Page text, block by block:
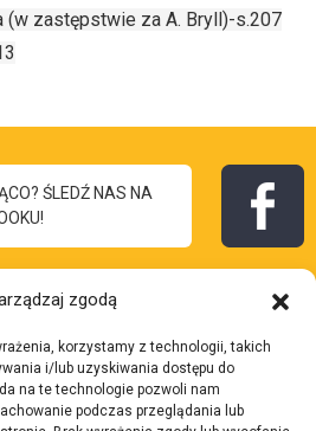
zgodą
korzystamy z technologii, takich
i/lub uzyskiwania dostępu do
na te technologie pozwoli nam
podczas przeglądania lub
(w zastępstwie za A. Bryll)-s.207
ŚLEDŹ NAS NA
Skontaktuj się z nami: